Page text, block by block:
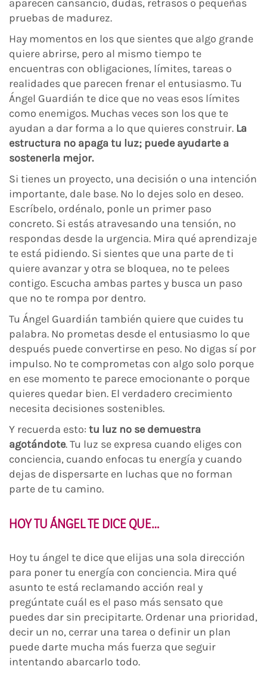
aparecen cansancio, dudas, retrasos o pequeñas
pruebas de madurez.
Hay momentos en los que sientes que algo grande
quiere abrirse, pero al mismo tiempo te
encuentras con obligaciones, límites, tareas o
realidades que parecen frenar el entusiasmo. Tu
Ángel Guardián te dice que no veas esos límites
como enemigos. Muchas veces son los que te
ayudan a dar forma a lo que quieres construir. La
estructura no apaga tu luz; puede ayudarte a
sostenerla mejor.
Si tienes un proyecto, una decisión o una intención
importante, dale base. No lo dejes solo en deseo.
Escríbelo, ordénalo, ponle un primer paso
concreto. Si estás atravesando una tensión, no
respondas desde la urgencia. Mira qué aprendizaje
te está pidiendo. Si sientes que una parte de ti
quiere avanzar y otra se bloquea, no te pelees
contigo. Escucha ambas partes y busca un paso
que no te rompa por dentro.
Tu Ángel Guardián también quiere que cuides tu
palabra. No prometas desde el entusiasmo lo que
después puede convertirse en peso. No digas sí por
impulso. No te comprometas con algo solo porque
en ese momento te parece emocionante o porque
quieres quedar bien. El verdadero crecimiento
necesita decisiones sostenibles.
Y recuerda esto: tu luz no se demuestra
agotándote. Tu luz se expresa cuando eliges con
conciencia, cuando enfocas tu energía y cuando
dejas de dispersarte en luchas que no forman
parte de tu camino.
HOY TU ÁNGEL TE DICE QUE…
Hoy tu ángel te dice que elijas una sola dirección
para poner tu energía con conciencia. Mira qué
asunto te está reclamando acción real y
pregúntate cuál es el paso más sensato que
puedes dar sin precipitarte. Ordenar una prioridad,
decir un no, cerrar una tarea o definir un plan
puede darte mucha más fuerza que seguir
intentando abarcarlo todo.